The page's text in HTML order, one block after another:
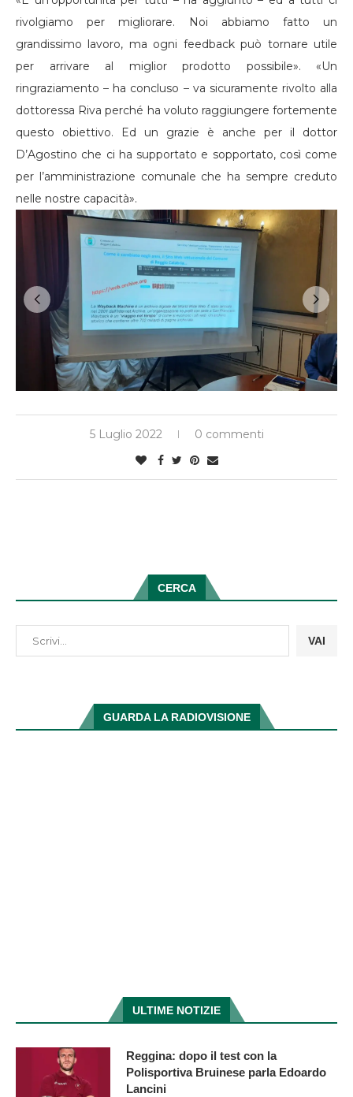
rivolgiamo per migliorare. Noi abbiamo fatto un
grandissimo lavoro, ma ogni feedback può tornare utile
per arrivare al miglior prodotto possibile». «Un
ringraziamento – ha concluso – va sicuramente rivolto alla
dottoressa Riva perché ha voluto raggiungere fortemente
questo obiettivo. Ed un grazie è anche per il dottor
D’Agostino che ci ha supportato e sopportato, così come
per l’amministrazione comunale che ha sempre creduto
nelle nostre capacità».
5 Luglio 2022 0 commenti
CERCA
VAI
GUARDA LA RADIOVISIONE
ULTIME NOTIZIE
Reggina: dopo il test con la
Polisportiva Bruinese parla Edoardo
Lancini